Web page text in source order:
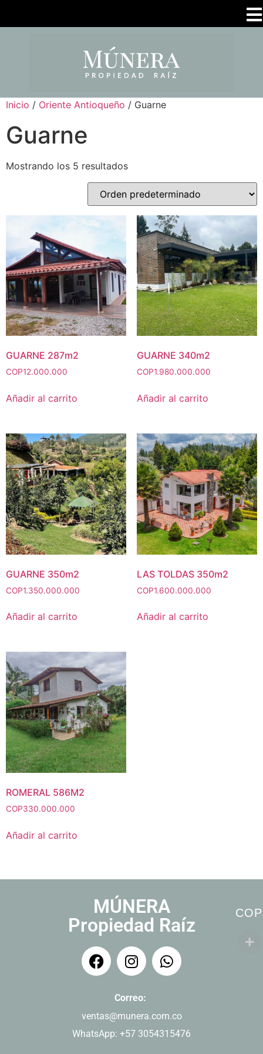
Inicio / Oriente Antioqueño / Guarne
Guarne
Mostrando los 5 resultados
GUARNE 287m2
COP12.000.000
Añadir al carrito
GUARNE 340m2
COP1.980.000.000
Añadir al carrito
GUARNE 350m2
COP1.350.000.000
Añadir al carrito
LAS TOLDAS 350m2
COP1.600.000.000
Añadir al carrito
ROMERAL 586M2
COP330.000.000
Añadir al carrito
MÚNERA
Propiedad Raíz
Correo:
ventas@munera.com.co
WhatsApp: +57 3054315476
COP